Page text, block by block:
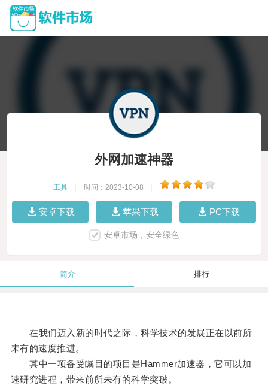
外网加速神器
工具 时间：2023-10-08
安卓下载 苹果下载 PC下载
安卓市场，安全绿色
简介 排行
在我们迈入新的时代之际，科学技术的发展正在以前所
未有的速度推进。
其中一项备受瞩目的项目是Hammer加速器，它可以加
速研究进程，带来前所未有的科学突破。